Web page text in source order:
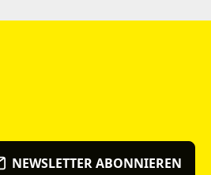
NEWSLETTER ABONNIEREN